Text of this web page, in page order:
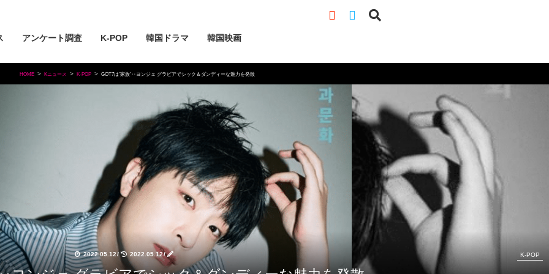
アンケート調査 K-POP 韓国ドラマ 韓国映画
HOME Kニュース K-POP GOT7は’家族’‥ヨンジェ グラビアでシック＆ダンディーな魅力を発散
2022.05.12/ 2022.05.12/ K-POP